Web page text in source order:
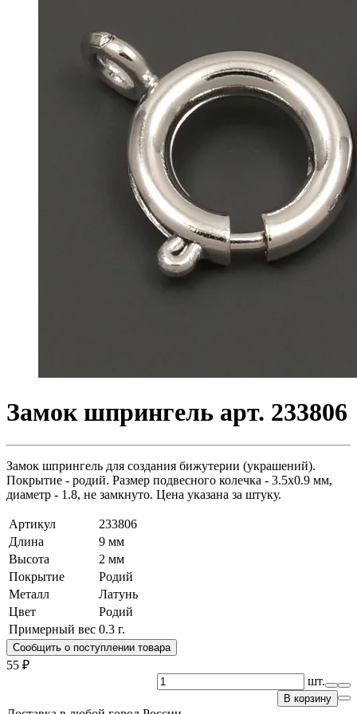
Замок шпрингель арт. 233806
Замок шпрингель для создания бижутерии (украшений).
Покрытие - родий. Размер подвесного колечка - 3.5х0.9 мм,
диаметр - 1.8, не замкнуто. Цена указана за штуку.
Артикул
233806
Длина
9 мм
Высота
2 мм
Покрытие
Родий
Металл
Латунь
Цвет
Родий
Примерный вес 0.3 г.
Сообщить о поступлении товара
55 ₽
шт.
В корзину